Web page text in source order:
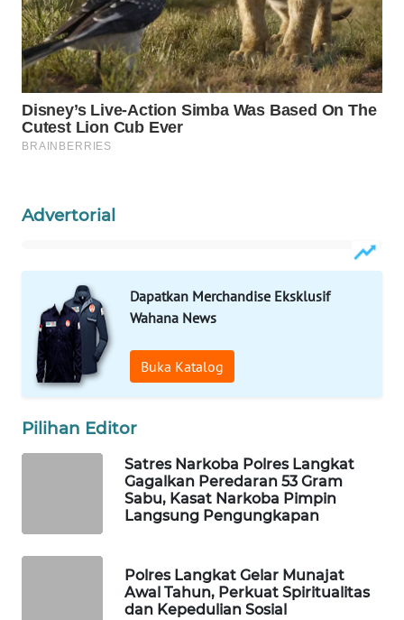
Advertorial
Dapatkan Merchandise Eksklusif
Wahana News
Buka Katalog
Pilihan Editor
Satres Narkoba Polres Langkat
Gagalkan Peredaran 53 Gram
Sabu, Kasat Narkoba Pimpin
Langsung Pengungkapan
Polres Langkat Gelar Munajat
Awal Tahun, Perkuat Spiritualitas
dan Kepedulian Sosial
WAHANANEWS
NET
WAHANA
SPORT
SELEB
WAHANA
PERSONA
WAHANA
OTOMOTIF
WAHANA
DESA
WISATA